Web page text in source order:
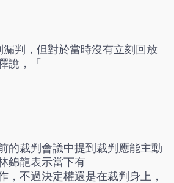
判，但對於當時沒有立刻回放
說，「
的裁判會議中提到裁判應能主動
錦龍表示當下有
，不過決定權還是在裁判身上，